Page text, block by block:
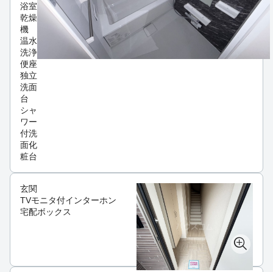
浴室
乾燥
機
温水
洗浄
便座
独立
洗面
台
シャ
ワー
付洗
面化
粧台
玄関
TVモニタ付インターホン
宅配ボックス